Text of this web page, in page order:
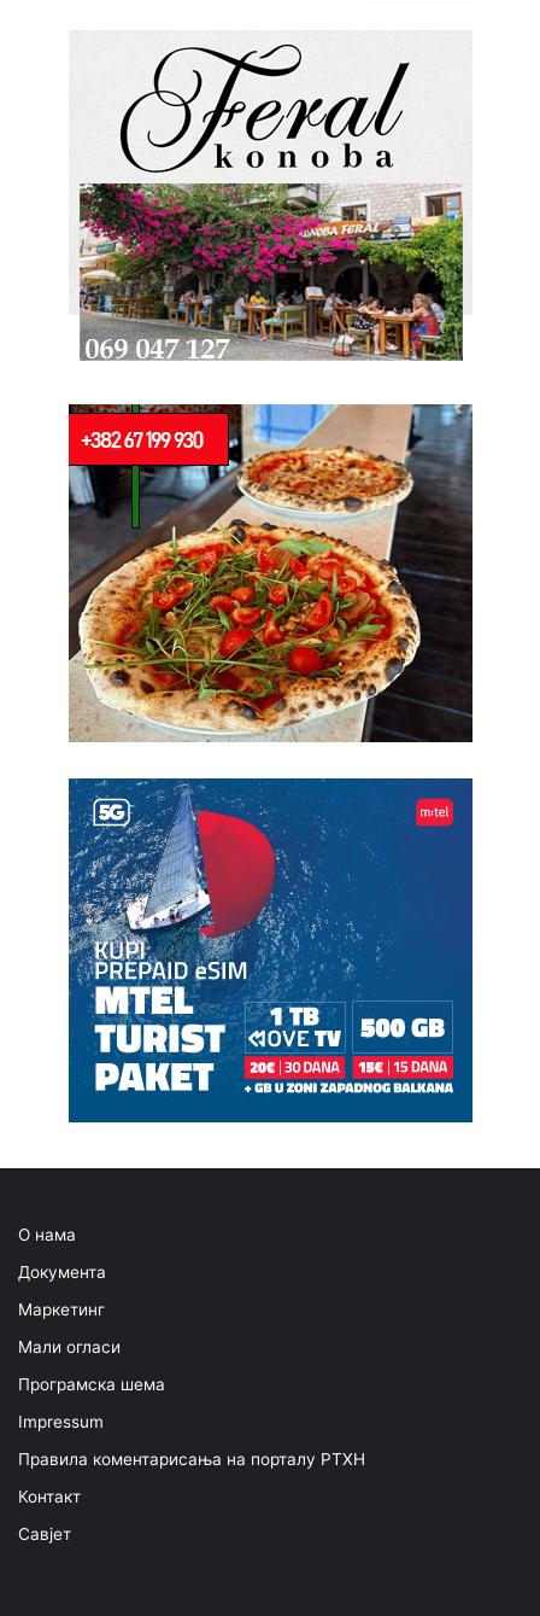
О нама
Документа
Маркетинг
Мали огласи
Програмска шема
Impressum
Правила коментарисања на порталу РТХН
Контакт
Савјет